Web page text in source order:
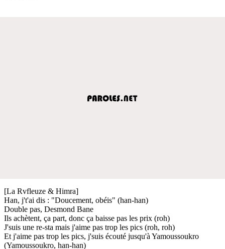
[La Rvfleuze & Himra]
Han, j't'ai dis : "Doucement, obéis" (han-han)
Double pas, Desmond Bane
Ils achètent, ça part, donc ça baisse pas les prix (roh)
J'suis une re-sta mais j'aime pas trop les pics (roh, roh)
Et j'aime pas trop les pics, j'suis écouté jusqu'à Yamoussoukro
(Yamoussoukro, han-han)